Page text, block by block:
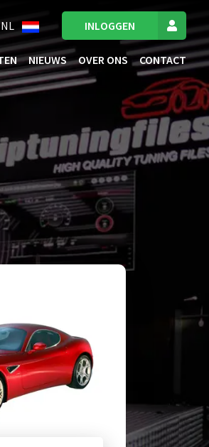
NL INLOGGEN
NIEUWS OVER ONS CONTACT